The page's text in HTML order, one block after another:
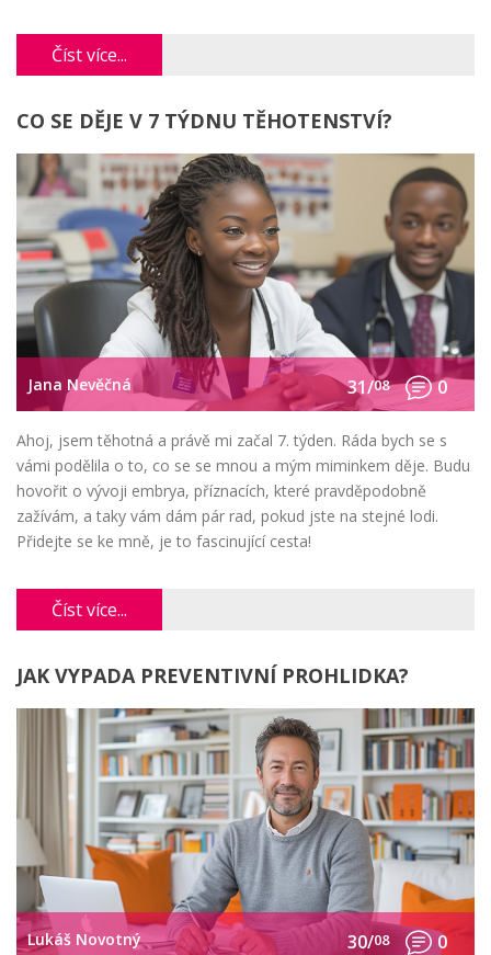
prohlídka je nezbytná pro udržení našeho ženského zdraví v top
stavu.Číst více...
CO SE DĚJE V 7 TÝDNU TĚHOTENSTVÍ?
Jana Nevěčná 31/08 0
Ahoj, jsem těhotná a právě mi začal 7. týden. Ráda bych se s
vámi podělila o to, co se se mnou a mým miminkem děje. Budu
hovořit o vývoji embrya, příznacích, které pravděpodobně
zažívám, a taky vám dám pár rad, pokud jste na stejné lodi.
Přidejte se ke mně, je to fascinující cesta!
Číst více...
JAK VYPADA PREVENTIVNÍ PROHLIDKA?
Lukáš Novotný 30/08 0